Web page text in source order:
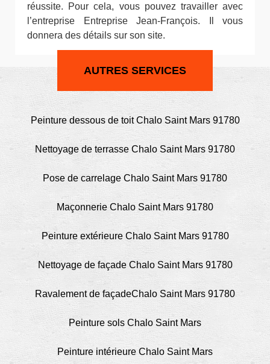
réussite. Pour cela, vous pouvez travailler avec
l’entreprise Entreprise Jean-François. Il vous
donnera des détails sur son site.
AUTRES SERVICES
Peinture dessous de toit Chalo Saint Mars 91780
Nettoyage de terrasse Chalo Saint Mars 91780
Pose de carrelage Chalo Saint Mars 91780
Maçonnerie Chalo Saint Mars 91780
Peinture extérieure Chalo Saint Mars 91780
Nettoyage de façade Chalo Saint Mars 91780
Ravalement de façadeChalo Saint Mars 91780
Peinture sols Chalo Saint Mars
Peinture intérieure Chalo Saint Mars